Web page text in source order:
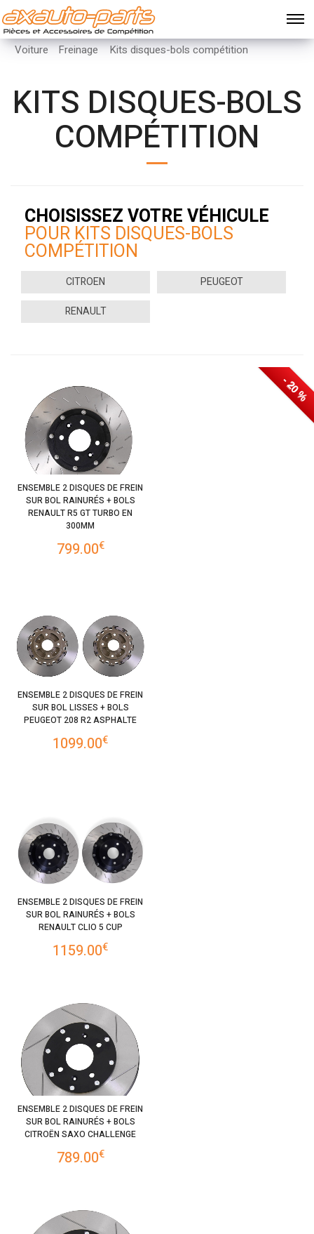
Voiture Freinage Kits disques-bols compétition
KITS DISQUES-BOLS
COMPÉTITION
CHOISISSEZ VOTRE VÉHICULE
POUR KITS DISQUES-BOLS
COMPÉTITION
CITROEN
PEUGEOT
RENAULT
ENSEMBLE 2 DISQUES DE FREIN
SUR BOL RAINURÉS + BOLS
RENAULT R5 GT TURBO EN
300MM
799.00€
ENSEMBLE 2 DISQUES DE FREIN
SUR BOL LISSES + BOLS
PEUGEOT 208 R2 ASPHALTE
1099.00€
ENSEMBLE 2 DISQUES DE FREIN
SUR BOL RAINURÉS + BOLS
RENAULT CLIO 5 CUP
1159.00€
ENSEMBLE 2 DISQUES DE FREIN
SUR BOL RAINURÉS + BOLS
CITROËN SAXO CHALLENGE
789.00€
- 20 %